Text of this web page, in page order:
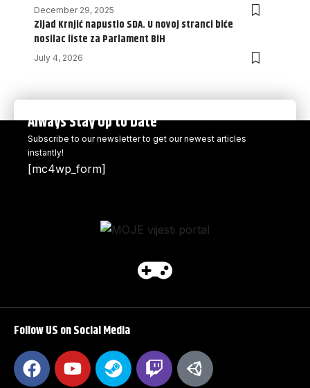
December 29, 2025
Zijad Krnjić napustio SDA. U novoj stranci biće
nosilac liste za Parlament BiH
July 4, 2026
Always Stay Up to Date
Subscribe to our newsletter to get our newest articles
instantly!
[mc4wp_form]
Follow US on Social Media